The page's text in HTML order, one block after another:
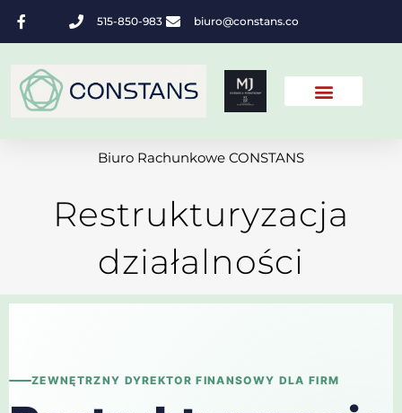
515-850-983 biuro@constans.co
Biuro Rachunkowe CONSTANS
Restrukturyzacja
działalności
ZEWNĘTRZNY DYREKTOR FINANSOWY DLA FIRM